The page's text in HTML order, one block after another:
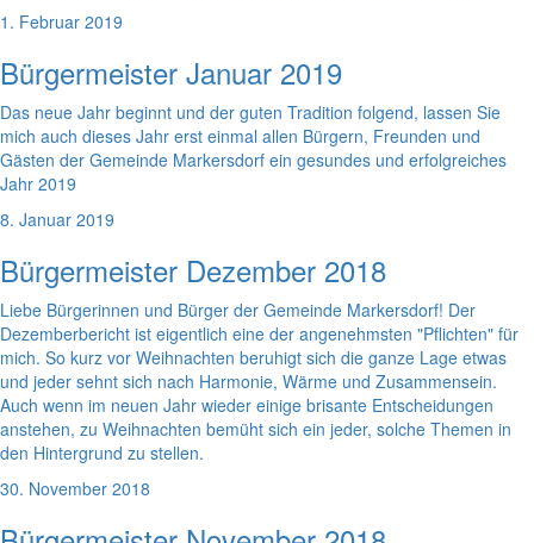
1. Februar 2019
Bürgermeister Januar 2019
Das neue Jahr beginnt und der guten Tradition folgend, lassen Sie
mich auch dieses Jahr erst einmal allen Bürgern, Freunden und
Gästen der Gemeinde Markersdorf ein gesundes und erfolgreiches
Jahr 2019
8. Januar 2019
Bürgermeister Dezember 2018
Liebe Bürgerinnen und Bürger der Gemeinde Markersdorf! Der
Dezemberbericht ist eigentlich eine der angenehmsten "Pflichten" für
mich. So kurz vor Weihnachten beruhigt sich die ganze Lage etwas
und jeder sehnt sich nach Harmonie, Wärme und Zusammensein.
Auch wenn im neuen Jahr wieder einige brisante Entscheidungen
anstehen, zu Weihnachten bemüht sich ein jeder, solche Themen in
den Hintergrund zu stellen.
30. November 2018